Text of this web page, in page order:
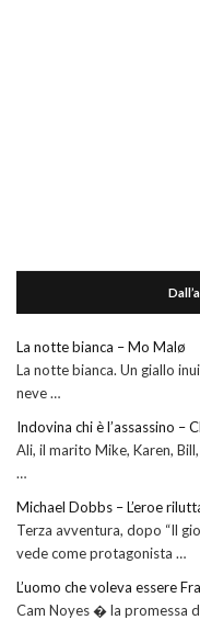
La notte bianca – Mo Malø
La notte bianca. Un giallo
neve …
Indovina chi è l’assassino –
Ali, il marito Mike, Karen,
…
Michael Dobbs – L’eroe
Terza avventura, dopo “Il
vede come protagonista …
L’uomo che voleva essere
Cam Noyes � la promessa